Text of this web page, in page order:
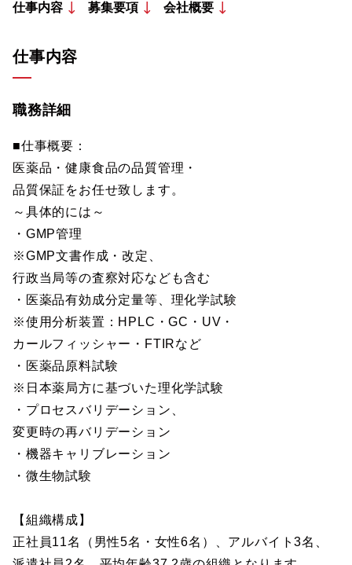
仕事内容 募集要項 会社概要
仕事内容
職務詳細
■仕事概要：
医薬品・健康食品の品質管理・
品質保証をお任せ致します。
～具体的には～
・GMP管理
※GMP文書作成・改定、
行政当局等の査察対応なども含む
・医薬品有効成分定量等、理化学試験
※使用分析装置：HPLC・GC・UV・
カールフィッシャー・FTIRなど
・医薬品原料試験
※日本薬局方に基づいた理化学試験
・プロセスバリデーション、
変更時の再バリデーション
・機器キャリブレーション
・微生物試験
【組織構成】
正社員11名（男性5名・女性6名）、アルバイト3名、